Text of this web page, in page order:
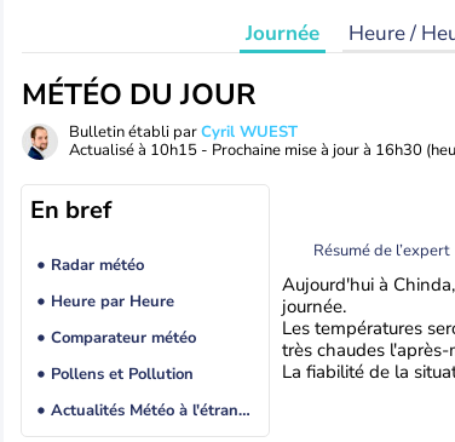
Journée Heure /
MÉTÉO DU JOUR
Bulletin établi parCyril WUEST
Actualisé à 10h15 - Prochaine mise à jour à 16h30
En bref
Radar météo
Heure par Heure
Comparateur météo
Pollens et Pollution
Actualités Météo à l'étranger
Résumé de l’expert
Aujourd'hui à
journée.
Les températures
très chaudes l'après-
La fiabilité de la